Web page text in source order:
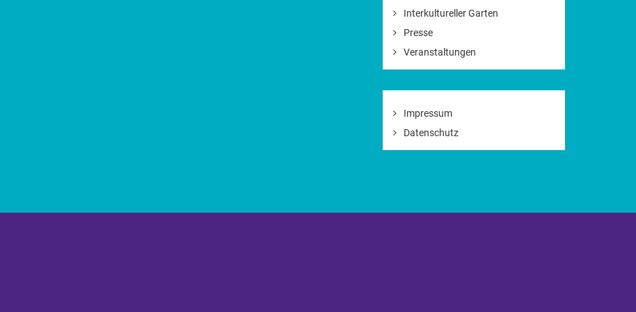
Interkultureller Garten
Presse
Veranstaltungen
Impressum
Datenschutz